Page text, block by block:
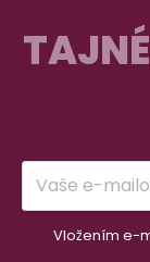
Vložením e-